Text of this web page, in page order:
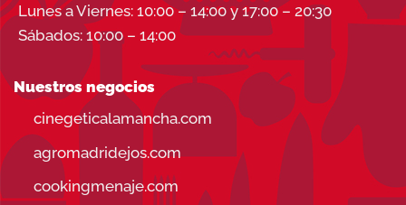
Lunes a Viernes: 10:00 – 14:00 y 17:00 – 20:30
Sábados: 10:00 – 14:00
Nuestros negocios
cinegeticalamancha.com
agromadridejos.com
cookingmenaje.com